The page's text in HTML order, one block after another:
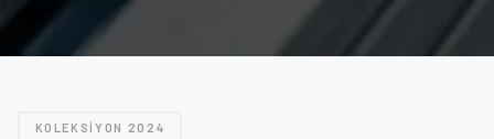
KOLEKSIYON 2024